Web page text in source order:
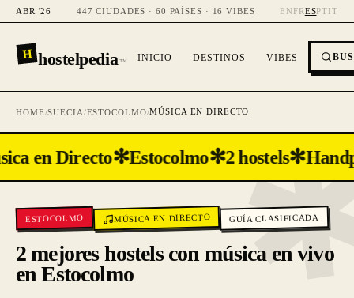
ABR '26 447 CIUDADES · 60 PAÍSES · 16 VIBES EN FRESPTIT
H hostelpedia™ INICIO DESTINOS VIBES
HOME/SUECIA/ESTOCOLMO/MÚSICA EN DIRECTO
en Directo✻Estocolmo✻2 hostels✻
ESTOCOLMO MÚSICA EN DIRECTO GUÍA CLASIFICADA
2 mejores hostels con música en vivo
en Estocolmo